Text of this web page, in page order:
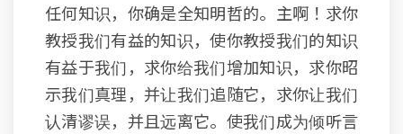
任何知识，你确是全知明哲的。主啊！求你
教授我们有益的知识，使你教授我们的知识
有益于我们，求你给我们增加知识，求你昭
示我们真理，并让我们追随它，求你让我们
认清谬误，并且远离它。使我们成为倾听言